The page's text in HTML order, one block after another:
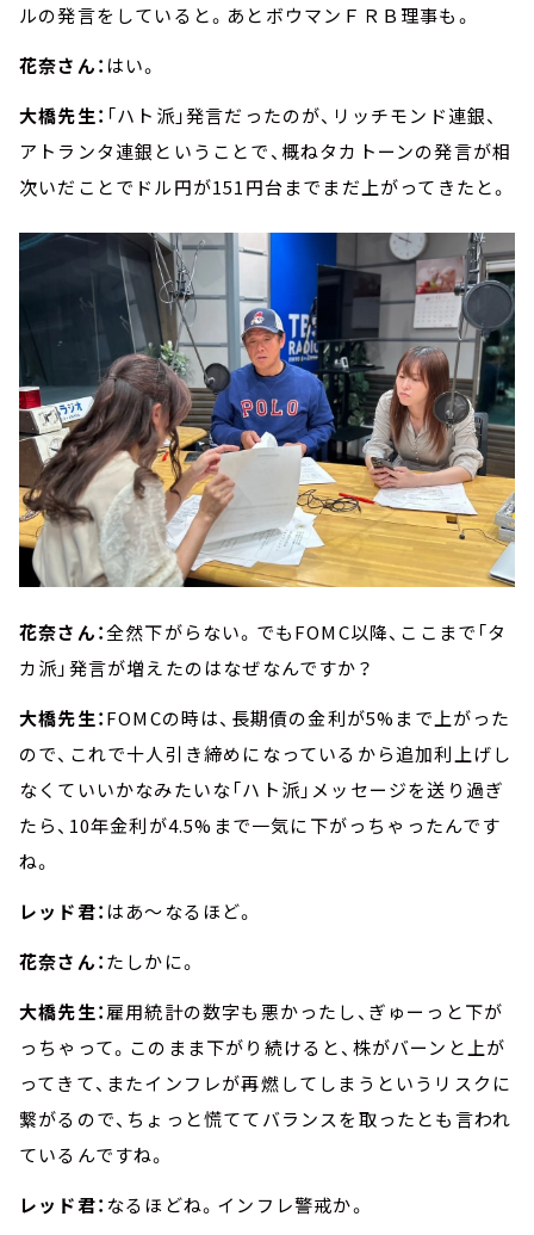
ルの発言をしていると。あとボウマンＦＲＢ理事も。
花奈さん： はい。
大橋先生： 「ハト派」発言だったのが、リッチモンド連銀、
アトランタ連銀ということで、概ねタカトーンの発言が相
次いだことでドル円が151円台までまだ上がってきたと。
花奈さん：全然下がらない。でもFOMC以降、ここまで「タ
カ派」発言が増えたのはなぜなんですか？
大橋先生：FOMCの時は、長期債の金利が5%まで上がった
ので、これで十人引き締めになっているから追加利上げし
なくていいかなみたいな「ハト派」メッセージを送り過ぎ
たら、10年金利が4.5%まで一気に下がっちゃったんです
ね。
レッド君： はあ～なるほど。
花奈さん：たしかに。
大橋先生：雇用統計の数字も悪かったし、ぎゅーっと下が
っちゃって。このまま下がり続けると、株がバーンと上が
ってきて、またインフレが再燃してしまうというリスクに
繋がるので、ちょっと慌ててバランスを取ったとも言われ
ているんですね。
レッド君： なるほどね。インフレ警戒か。